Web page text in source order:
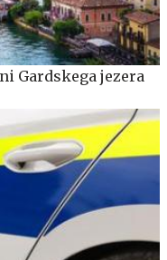
Gardskega jezera